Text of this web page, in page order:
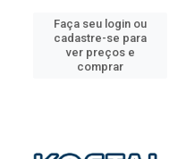
Faça seu login ou
cadastre-se para
ver preços e
comprar